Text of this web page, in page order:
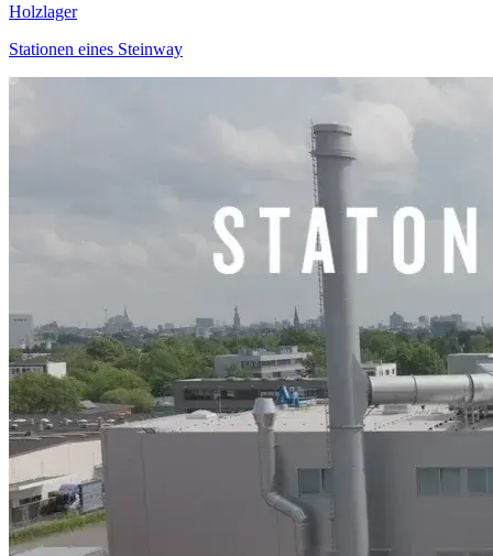
Holzlager
Stationen eines Steinway